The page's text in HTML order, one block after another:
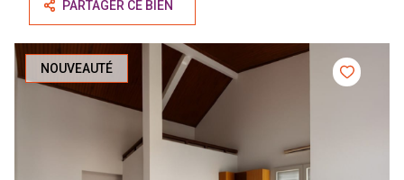
PARTAGER CE BIEN
NOUVEAUTÉ